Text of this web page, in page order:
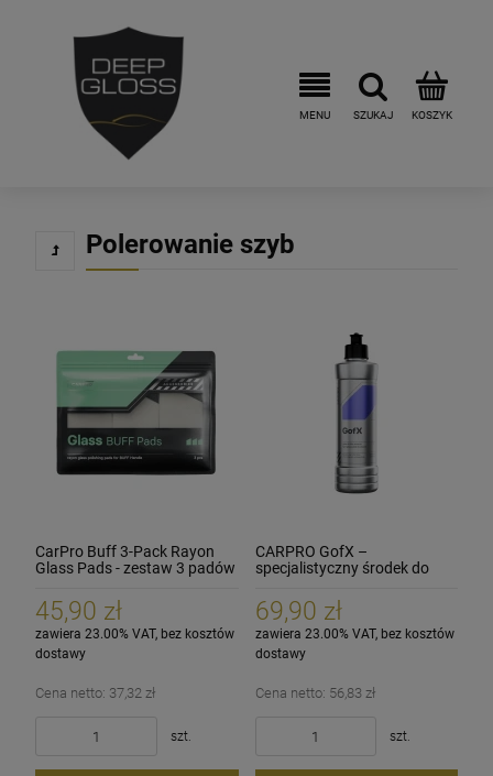
Polerowanie szyb
CarPro Buff 3-Pack Rayon
Glass Pads - zestaw 3 padów
45,90 zł
zawiera 23.00% VAT, bez kosztów
dostawy
Cena netto: 37,32 zł
szt.
CARPRO GofX –
specjalistyczny środek do
250ml
69,90 zł
zawiera 23.00% VAT, bez kosztów
dostawy
Cena netto: 56,83 zł
szt.